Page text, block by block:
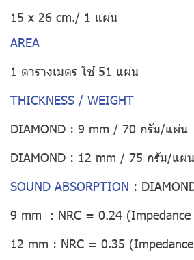
15 x 26 cm./ 1 แผ่น
AREA
1 ตารางเมตร ใช้ 51 แผ่น
THICKNESS / WEIGHT
DIAMOND : 9 mm / 70 กรัม/แผ่น
DIAMOND : 12 mm / 75 กรัม/แผ่น
SOUND ABSORPTION :
9 mm : NRC = 0.24 (Impedance
12 mm : NRC = 0.35